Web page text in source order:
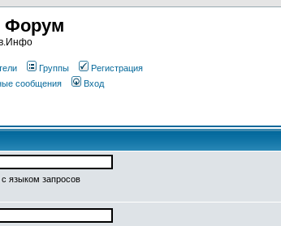
Форум
Группы
Регистрация
сообщения Вход
языком запросов